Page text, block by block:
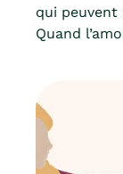
qui peuvent
Quand
sauver son
Faut-il se
prix ?